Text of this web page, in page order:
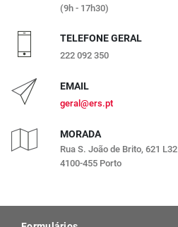
(9h - 17h30)
TELEFONE GERAL
222 092 350
EMAIL
geral@ers.pt
MORADA
Rua S. João de Brito, 621 L32
4100-455 Porto